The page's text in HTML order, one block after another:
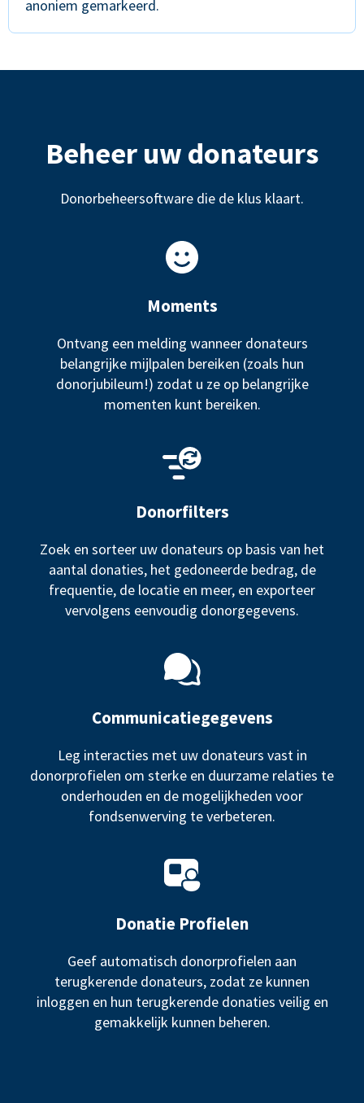
anoniem gemarkeerd.
Beheer uw donateurs
Donorbeheersoftware die de klus klaart.
Moments
Ontvang een melding wanneer donateurs
belangrijke mijlpalen bereiken (zoals hun
donorjubileum!) zodat u ze op belangrijke
momenten kunt bereiken.
Donorfilters
Zoek en sorteer uw donateurs op basis van het
aantal donaties, het gedoneerde bedrag, de
frequentie, de locatie en meer, en exporteer
vervolgens eenvoudig donorgegevens.
Communicatiegegevens
Leg interacties met uw donateurs vast in
donorprofielen om sterke en duurzame relaties te
onderhouden en de mogelijkheden voor
fondsenwerving te verbeteren.
Donatie Profielen
Geef automatisch donorprofielen aan
terugkerende donateurs, zodat ze kunnen
inloggen en hun terugkerende donaties veilig en
gemakkelijk kunnen beheren.